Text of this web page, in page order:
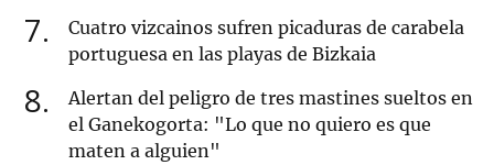
7
Cuatro vizcainos sufren picaduras de carabela
portuguesa en las playas de Bizkaia
8
Alertan del peligro de tres mastines sueltos en
el Ganekogorta: "Lo que no quiero es que
maten a alguien"